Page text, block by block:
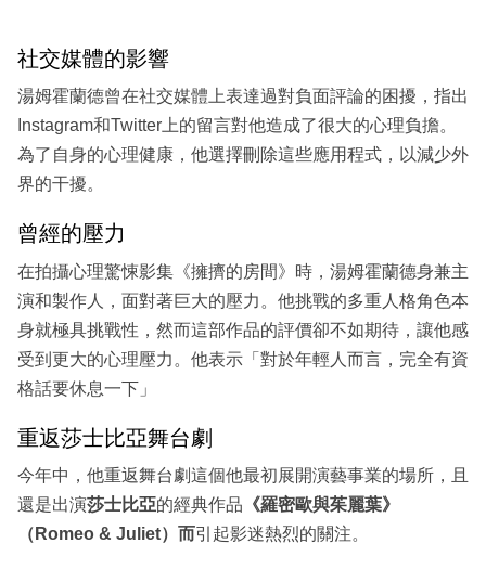
社交媒體的影響
湯姆霍蘭德曾在社交媒體上表達過對負面評論的困擾，指出
Instagram和Twitter上的留言對他造成了很大的心理負擔。
為了自身的心理健康，他選擇刪除這些應用程式，以減少外
界的干擾。
曾經的壓力
在拍攝心理驚悚影集《擁擠的房間》時，湯姆霍蘭德身兼主
演和製作人，面對著巨大的壓力。他挑戰的多重人格角色本
身就極具挑戰性，然而這部作品的評價卻不如期待，讓他感
受到更大的心理壓力。他表示「對於年輕人而言，完全有資
格話要休息一下」
重返莎士比亞舞台劇
今年中，他重返舞台劇這個他最初展開演藝事業的場所，且
還是出演莎士比亞的經典作品 《羅密歐與茱麗葉》
（Romeo & Juliet）而引起影迷熱烈的關注。